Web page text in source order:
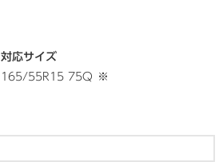
対応サイズ
165/55R15 75Q
※